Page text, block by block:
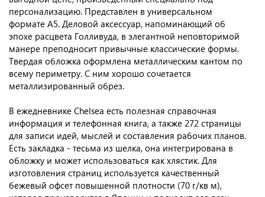
персонализацию. Представлен в универсальном
формате А5. Деловой аксессуар, напоминающий об
эпохе расцвета Голливуда, в элегантной неповторимой
манере преподносит привычные классические формы.
Твердая обложка оформлена металлическим кантом по
всему периметру. С ним хорошо сочетается
металлизированный обрез.
В ежедневнике Chelsea есть полезная справочная
информация и телефонная книга, а также 272 страницы
для записи идей, мыслей и составления рабочих планов.
Есть закладка - тесьма из шелка, она интегрирована в
обложку и может использоваться как хлястик. Для
изготовления страниц используется качественный
бежевый офсет повышенной плотности (70 г/кв м),